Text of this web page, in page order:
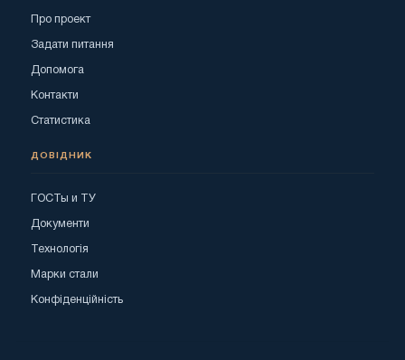
Про проект
Задати питання
Допомога
Контакти
Статистика
ДОВІДНИК
ГОСТы и ТУ
Документи
Технологія
Марки стали
Конфіденційність